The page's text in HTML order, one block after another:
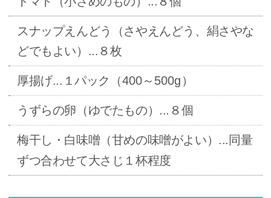
スナップえんどう（さやえんどう、絹さやな
どでもよい）...８枚
厚揚げ...１パック（400～500g）
うずらの卵（ゆでたもの）...８個
梅干し・白味噌（甘めの味噌がよい）...同量
ずつ合わせて大さじ１杯程度